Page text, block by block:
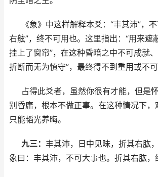
《象》中这样解释本爻：“丰其沛”，
右舷”，终不可用也。这里指出：“用来遮
挂上了窗帘”，在这种昏暗之中不可成就
折断而无为慎守”，最终得不到重用或不可
占得此爻者，虽然你很有才能，但是
别昏庸，根本不做正事。在这种情况下，
只能韬光养晦。
九三： 丰其沛，日中见昧，折其右肱，
象曰：丰其沛，不可大事也。折其右肱，